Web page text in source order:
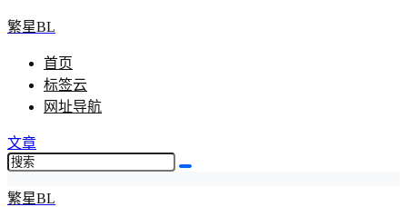
繁星BL
首页
标签云
网址导航
文章
繁星BL